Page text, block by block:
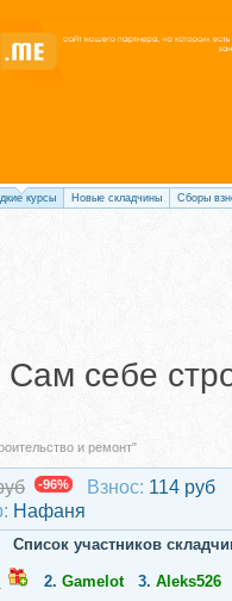
курсы Новые складчины Сборы
Сам себе
и ремонт"
-96% Взнос: 114 руб
Нафаня
Список участников
2. Gamelot 3. Aleks526